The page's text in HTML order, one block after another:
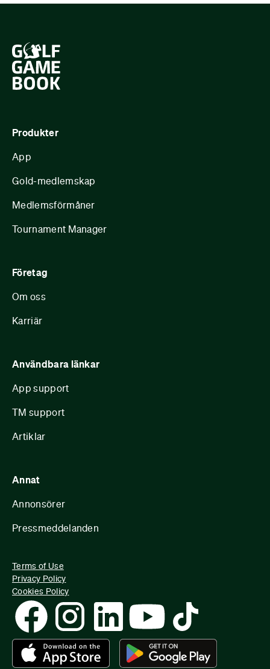
Produkter
App
Gold-medlemskap
Medlemsförmåner
Tournament Manager
Företag
Om oss
Karriär
Användbara länkar
App support
TM support
Artiklar
Annat
Annonsörer
Pressmeddelanden
Terms of Use
Privacy Policy
Cookies Policy